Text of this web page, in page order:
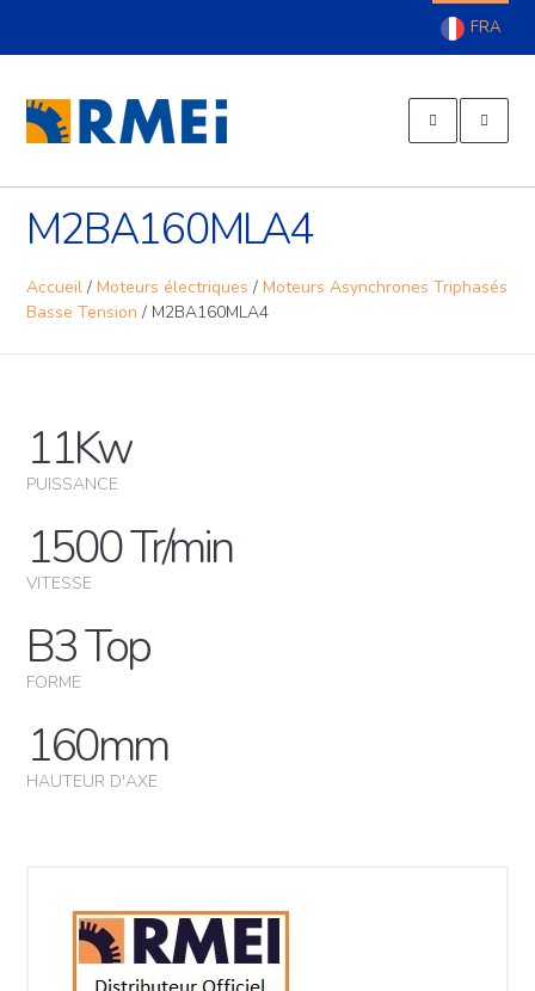
Electrique
EXPERT SUR TOUTE LA LIGNE
CONTENU
M2BA160MLA4
Accueil /Moteurs électriques /Moteurs Asynchrones Triphasés
Basse Tension / M2BA160MLA4
11Kw
PUISSANCE
1500 Tr/min
VITESSE
B3 Top
FORME
160mm
HAUTEUR D'AXE